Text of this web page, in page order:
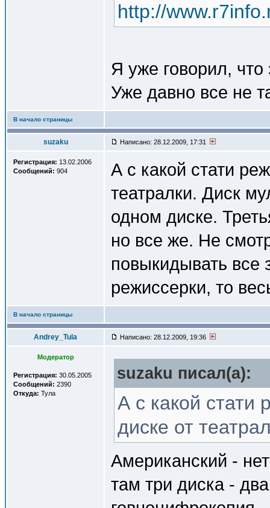
http://
Я уже говорил,
Уже давно все не
В начало страницы
suzaku Написано: 28.12.2009, 17:31
Регистрация: 13.02.2006
Сообщений: 904
А с какой стати
театралки. Диск
одном диске.
но все же. Не
повыкидывать все
режиссерки, то
В начало страницы
Andrey_Tula Написано: 28.12.2009, 19:36
Модератор
Регистрация: 30.05.2005
Сообщений: 2390
Откуда: Тула
suzaku писал(a):
А с какой стати
диске от
Американский - нет
там три диска -